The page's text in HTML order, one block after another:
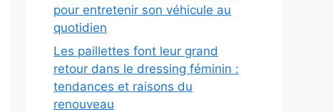
pour entretenir son véhicule au
quotidien
Les paillettes font leur grand
retour dans le dressing féminin :
tendances et raisons du
renouveau